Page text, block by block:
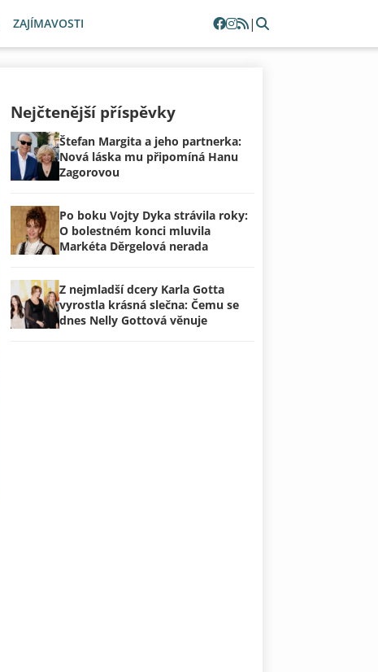
ZAJÍMAVOSTI |
Nejčtenější příspěvky
Štefan Margita a jeho partnerka:
Nová láska mu připomíná Hanu
Zagorovou
Po boku Vojty Dyka strávila roky:
O bolestném konci mluvila
Markéta Děrgelová nerada
Z nejmladší dcery Karla Gotta
vyrostla krásná slečna: Čemu se
dnes Nelly Gottová věnuje